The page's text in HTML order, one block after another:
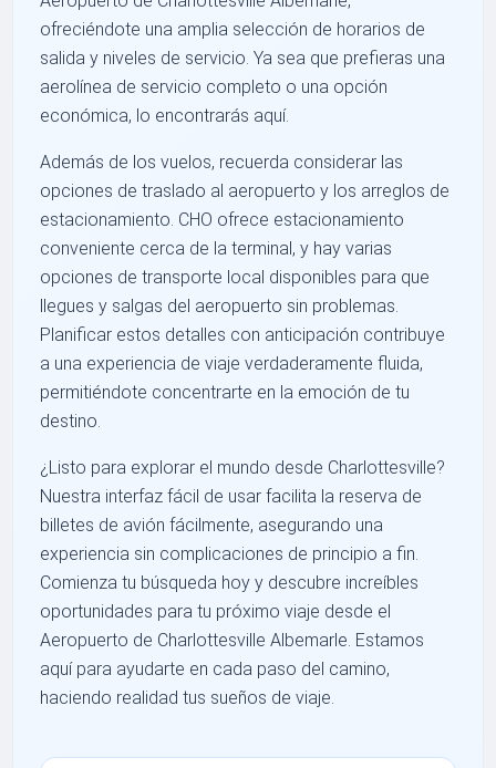
ofreciéndote una amplia selección de horarios de
salida y niveles de servicio. Ya sea que prefieras una
aerolínea de servicio completo o una opción
económica, lo encontrarás aquí.
Además de los vuelos, recuerda considerar las
opciones de traslado al aeropuerto y los arreglos de
estacionamiento. CHO ofrece estacionamiento
conveniente cerca de la terminal, y hay varias
opciones de transporte local disponibles para que
llegues y salgas del aeropuerto sin problemas.
Planificar estos detalles con anticipación contribuye
a una experiencia de viaje verdaderamente fluida,
permitiéndote concentrarte en la emoción de tu
destino.
¿Listo para explorar el mundo desde Charlottesville?
Nuestra interfaz fácil de usar facilita la reserva de
billetes de avión fácilmente, asegurando una
experiencia sin complicaciones de principio a fin.
Comienza tu búsqueda hoy y descubre increíbles
oportunidades para tu próximo viaje desde el
Aeropuerto de Charlottesville Albemarle. Estamos
aquí para ayudarte en cada paso del camino,
haciendo realidad tus sueños de viaje.